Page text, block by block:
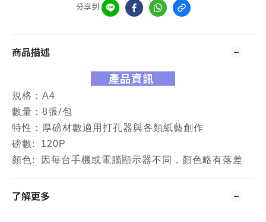
分享到
商品描述
產品資訊
規格：A4
數量：8張/包
特性： 厚磅材數適用打孔器與各類紙藝創作
磅數: 120P
顏色: 因每台手機或電腦顯示器不同，顏色略有落差
了解更多